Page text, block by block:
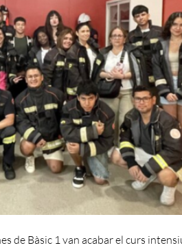
de Bàsic 1 van acabar el curs